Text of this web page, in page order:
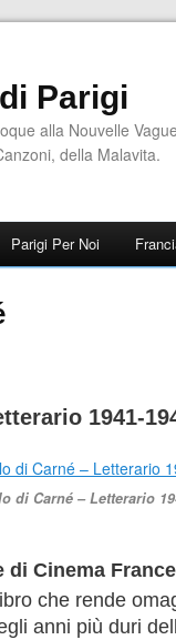
Parigi
alla Nouvelle
della Malavita.
Parigi Per Noi
1941-
di Carné – Letterario
di Cinema
che rende
anni più duri